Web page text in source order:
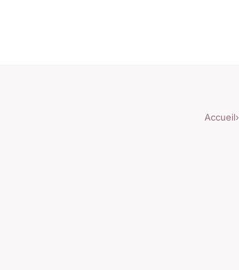
Accueil›